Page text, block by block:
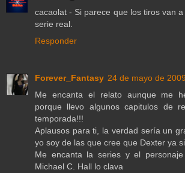
cacaolat - Si parece que los tiros van
serie real.
Responder
Forever_Fantasy 24 de mayo de
Me encanta el relato aunque me
porque llevo algunos capitulos de
temporada!!!
Aplausos para ti, la verdad sería un
yo soy de las que cree que Dexter ya
Me encanta la series y el
Michael C. Hall lo clava